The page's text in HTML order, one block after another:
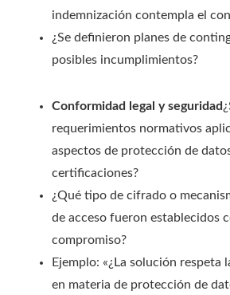
indemnización contempla el
¿Se definieron planes de
posibles incumplimientos?
Conformidad legal y seguridad
requerimientos normativos
aspectos de protección de
certificaciones?
¿Qué tipo de cifrado o
de acceso fueron establecidos
compromiso?
Ejemplo: «¿La solución respeta
en materia de protección de